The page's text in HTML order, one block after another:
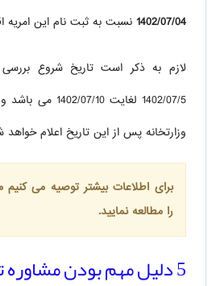
1402/07/04 نسبت به ثبت نام این امریه
لازم به ذکر است تاریخ شروع
1402/07/5 لغایت
وزارتخانه پس از این تاریخ اعلام خواهد
برای اطلاعات بیشتر توصیه می کنیم
را مطالعه نمایید.
5 دلیل مهم بودن مشاوره